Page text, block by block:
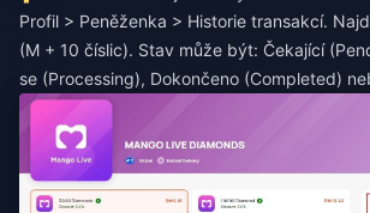
Profil > Peněženka > Historie transakcí.
(M + 10 číslic). Stav může být: Čekající
se (Processing), Dokončeno (Completed)